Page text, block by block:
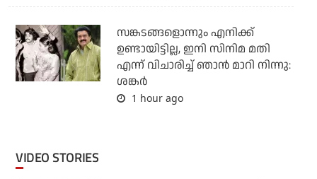
സങ്കടങ്ങളൊന്നും എനിക്ക്
ഉണ്ടായിട്ടില്ല, ഇനി സിനിമ മതി
എന്ന് വിചാരിച്ച് ഞാന്‍ മാറി നിന്നു:
ശങ്കര്‍
1 hour ago
VIDEO STORIES